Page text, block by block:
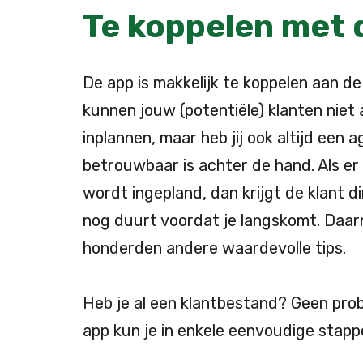
Te koppelen met
De app is makkelijk te koppelen aan
kunnen jouw (potentiële) klanten
inplannen, maar heb jij ook altijd een
betrouwbaar is achter de hand. Als
wordt ingepland, dan krijgt de klant
nog duurt voordat je langskomt.
honderden andere waardevolle tips.
Heb je al een klantbestand? Geen
app kun je in enkele eenvoudige